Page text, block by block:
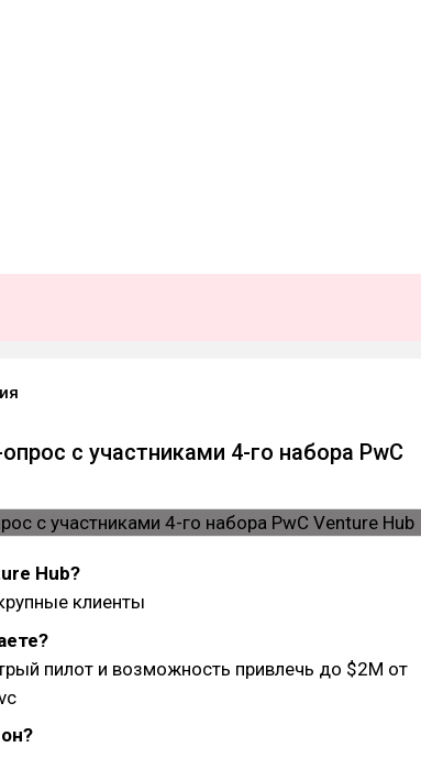
с участниками 4-го набора PwC
Hub?
клиенты
пилот и возможность привлечь до $2M от